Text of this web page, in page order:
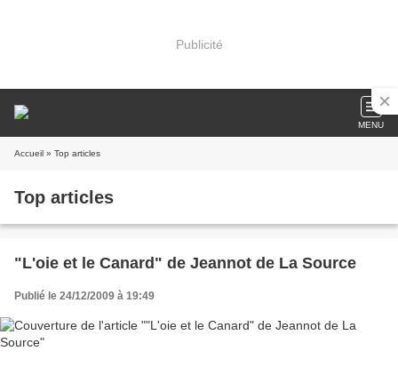
Publicité
MENU
Accueil » Top articles
Top articles
"L'oie et le Canard" de Jeannot de La Source
Publié le 24/12/2009 à 19:49